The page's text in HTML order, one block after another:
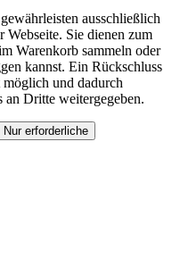
ausschließlich
Webseite. Sie dienen zum
Warenkorb sammeln oder
kannst. Ein Rückschluss
und dadurch
an Dritte weitergegeben.
Nur erforderliche